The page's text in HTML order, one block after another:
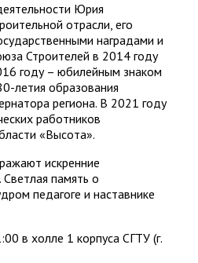
Юрия
отрасли, его
наградами и
Строителей в 2014 году
году – юбилейным знаком
летия образования
региона. В 2021 году
работников
«Высота».
искренние
память о
педагоге и наставнике
в холле 1 корпуса СГТУ (г.